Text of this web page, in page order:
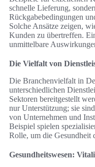
schnelle Lieferung,
Rückgabebedingungen
Solche Ansätze zeigen,
Kunden zu übertreffen.
unmittelbare
Die Vielfalt von
Die Branchenvielfalt in
unterschiedlichen
Sektoren bereitgestellt
nur Unterstützung; sie
von Unternehmen und
Beispiel spielen
Rolle, um die Gesundheit
Gesundheitswesen: